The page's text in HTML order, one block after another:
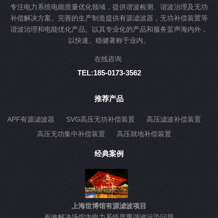
专注电力系统电能质量优化领域，提供谐波检测、谐波治理及无功
补偿解决方案。完善的生产制造提供有源滤波器，无功补偿装置等
谐波治理和电能优化产品。以其专业化的产品和服务蜚声海内外，
以快速、稳健著称于业内。
在线咨询
TEL:185-0173-3562
推荐产品
APF有源滤波器 SVG高压无功补偿装置
高压滤波补偿装置
高压无功集中补偿装置
高压就地补偿装置
经典案例
上海世博馆有源滤波项目